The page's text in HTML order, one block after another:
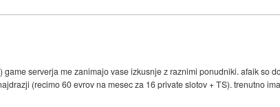
serverja me zanimajo vase izkusnje z raznimi ponudniki. afaik so
(recimo 60 evrov na mesec za 16 private slotov + TS). trenutno